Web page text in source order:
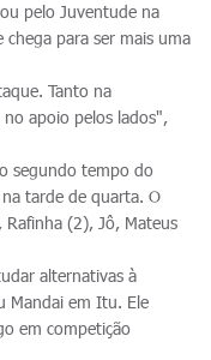
pelo Juventude na
para ser mais uma
Tanto na
apoio pelos lados",
segundo tempo do
tarde de quarta. O
Rafinha (2), Jô, Mateus
alternativas à
Mandai em Itu. Ele
em competição